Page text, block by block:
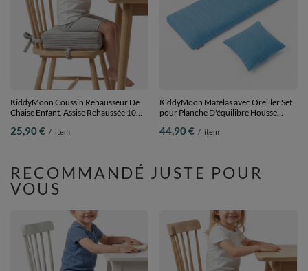
KiddyMoon Coussin Rehausseur De
Chaise Enfant, Assise Rehaussée 10
d’Attache, gris clair, 33x33x10
25,90 € / item
KiddyMoon Matelas avec Oreiller Set
pour Planche D'équilibre Housse
Matelas/Oreiller
44,90 € / item
RECOMMANDÉ JUSTE POUR
VOUS